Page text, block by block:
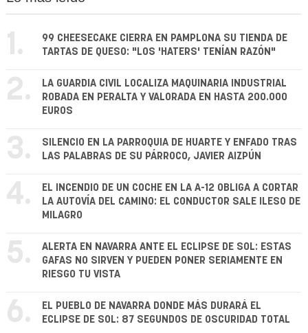
1.
99 CHEESECAKE CIERRA EN PAMPLONA SU TIENDA DE
TARTAS DE QUESO: "LOS 'HATERS' TENÍAN RAZÓN"
2.
LA GUARDIA CIVIL LOCALIZA MAQUINARIA INDUSTRIAL
ROBADA EN PERALTA Y VALORADA EN HASTA 200.000
EUROS
3.
SILENCIO EN LA PARROQUIA DE HUARTE Y ENFADO TRAS
LAS PALABRAS DE SU PÁRROCO, JAVIER AIZPÚN
4.
EL INCENDIO DE UN COCHE EN LA A-12 OBLIGA A CORTAR
LA AUTOVÍA DEL CAMINO: EL CONDUCTOR SALE ILESO DE
MILAGRO
5.
ALERTA EN NAVARRA ANTE EL ECLIPSE DE SOL: ESTAS
GAFAS NO SIRVEN Y PUEDEN PONER SERIAMENTE EN
RIESGO TU VISTA
6.
EL PUEBLO DE NAVARRA DONDE MÁS DURARÁ EL
ECLIPSE DE SOL: 87 SEGUNDOS DE OSCURIDAD TOTAL